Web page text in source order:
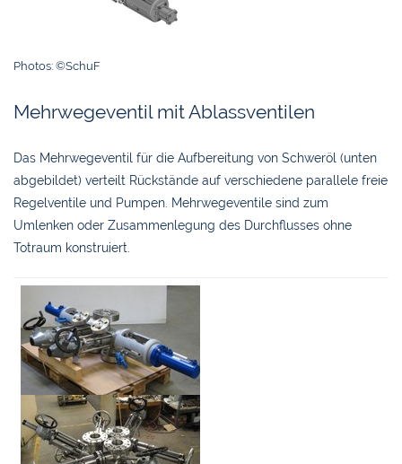
Photos: ©SchuF
Mehrwegeventil mit Ablassventilen
Das Mehrwegeventil für die Aufbereitung von Schweröl (unten
abgebildet) verteilt Rückstände auf verschiedene parallele freie
Regelventile und Pumpen. Mehrwegeventile sind zum
Umlenken oder Zusammenlegung des Durchflusses ohne
Totraum konstruiert.